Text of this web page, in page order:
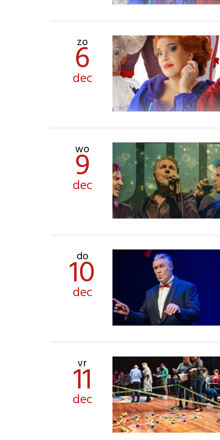
zo
6
dec
wo
9
dec
do
10
dec
vr
11
dec